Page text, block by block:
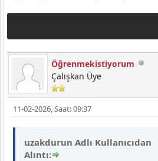
Öğrenmekistiyorum
Çalışkan Üye
11-02-2026, Saat: 09:37
uzakdurun Adlı Kullanıcıdan
Alıntı: